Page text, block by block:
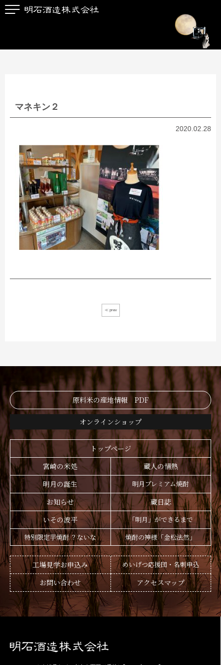
マネキン２
2020.02.28
≪ prev
原料米の産地情報 PDF
オンラインショップ
トップページ
宮崎の米処
蔵人の情熱
明月の誕生
明月プレミアム焼酎
お知らせ
蔵日誌
いその波平
「明月」ができるまで
特別限定芋焼酎 ？ないな
焼酎の神様「金松法然」
工場見学お申込み めいげつ応援団・名刺申込
お問い合わせ アクセスマップ